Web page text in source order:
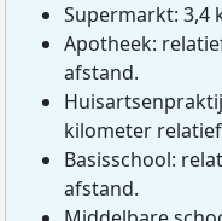
Supermarkt: 3,4
Apotheek:
afstand.
kilometer
Basisschool:
afstand.